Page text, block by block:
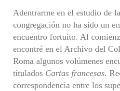
Adentrarme en el estudio de
congregación no ha sido un
encuentro fortuito. Al
encontré en el Archivo del
Roma algunos volúmenes
titulados Cartas france­sas.
correspondencia entre los